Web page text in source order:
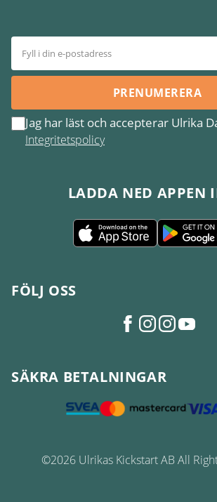
PRENUMERERA
Jag har läst och accepterar Ulrika
Integritetspolicy
LADDA NED APPEN
FÖLJ OSS
SÄKRA BETALNINGAR
©2026 Ulrikas Kickstart AB All